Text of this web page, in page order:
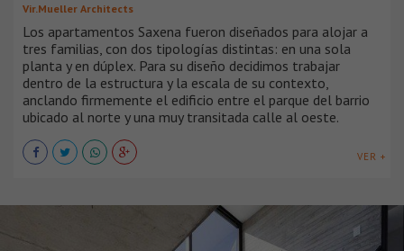
Vir.Mueller Architects
Los apartamentos Saxena fueron diseñados para alojar a
tres familias, con dos tipologías distintas: en una sola
planta y en dúplex. Para su diseño decidimos trabajar
dentro de la estructura y la escala de su contexto,
anclando firmemente el edificio entre el parque del barrio
ubicado al norte y una muy transitada calle al oeste.
VER +